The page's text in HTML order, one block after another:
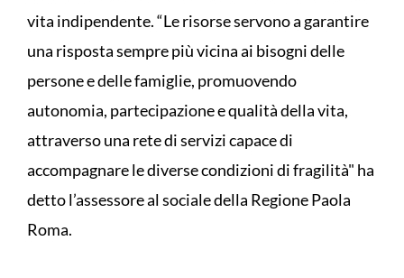
vita indipendente. “Le risorse servono a garantire
una risposta sempre più vicina ai bisogni delle
persone e delle famiglie, promuovendo
autonomia, partecipazione e qualità della vita,
attraverso una rete di servizi capace di
accompagnare le diverse condizioni di fragilità" ha
detto l’assessore al sociale della Regione Paola
Roma.